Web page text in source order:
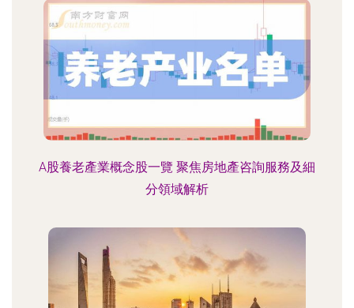
A股養老產業概念股一覽 聚焦房地產咨詢服務及細
分領域解析